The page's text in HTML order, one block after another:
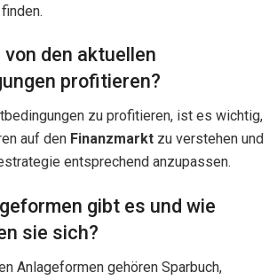
von den aktuellen
profitieren?
zu profitieren, ist es wichtig,
auf den Finanzmarkt zu verstehen und
entsprechend anzupassen.
gibt es und wie
sie sich?
Anlageformen gehören Sparbuch,